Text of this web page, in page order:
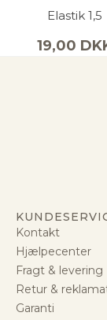
Elastik 1,5
19,00
Kontakt
Hjælpecenter
Fragt & levering
Retur &
Garanti